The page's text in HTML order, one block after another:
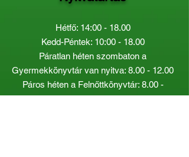
Hétfő: 14:00 - 18.00
Kedd-Péntek: 10:00 - 18.00
Páratlan héten szombaton a
Gyermekkönyvtár van nyitva: 8.00 - 12.00
Páros héten a Felnőttkönyvtár: 8.00 -
12.00óráig.